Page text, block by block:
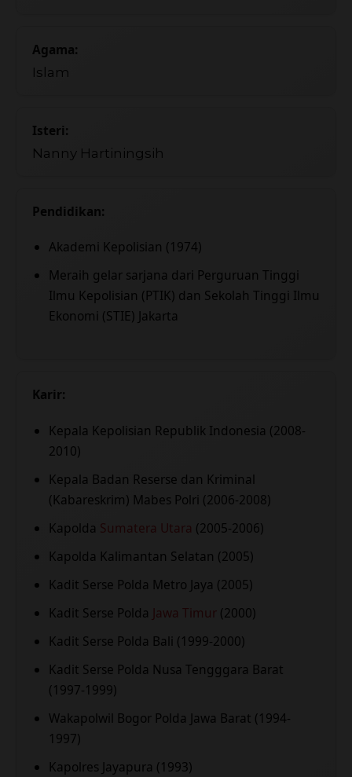
Agama:
Islam
Isteri:
Nanny Hartiningsih
Pendidikan:
Akademi Kepolisian (1974)
Meraih gelar sarjana dari Perguruan Tinggi
Ilmu Kepolisian (PTIK) dan Sekolah Tinggi Ilmu
Ekonomi (STIE) Jakarta
Karir:
Kepala Kepolisian Republik Indonesia (2008-
2010)
Kepala Badan Reserse dan Kriminal
(Kabareskrim) Mabes Polri (2006-2008)
Kapolda Sumatera Utara (2005-2006)
Kapolda Kalimantan Selatan (2005)
Kadit Serse Polda Metro Jaya (2005)
Kadit Serse Polda Jawa Timur (2000)
Kadit Serse Polda Bali (1999-2000)
Kadit Serse Polda Nusa Tengggara Barat
(1997-1999)
Wakapolwil Bogor Polda Jawa Barat (1994-
1997)
Kapolres Jayapura (1993)